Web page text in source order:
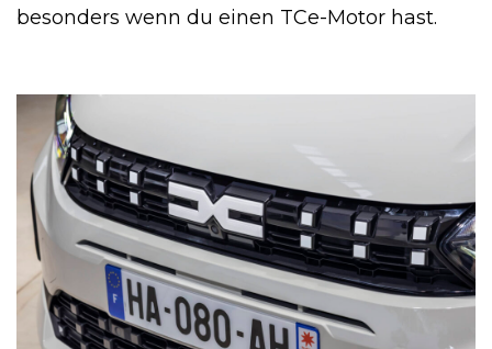
besonders wenn du einen TCe-Motor hast.